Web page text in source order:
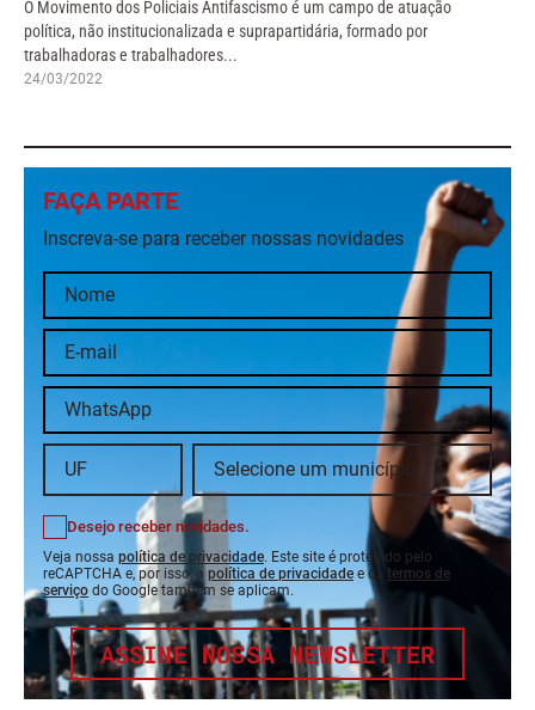
O Movimento dos Policiais Antifascismo é um campo de atuação
política, não institucionalizada e suprapartidária, formado por
trabalhadoras e trabalhadores...
24/03/2022
FAÇA PARTE
Inscreva-se para receber nossas novidades
Desejo receber novidades.
Veja nossa política de privacidade. Este site é protegido pelo
reCAPTCHA e, por isso, a política de privacidade e os termos de
serviço do Google também se aplicam.
ASSINE NOSSA NEWSLETTER